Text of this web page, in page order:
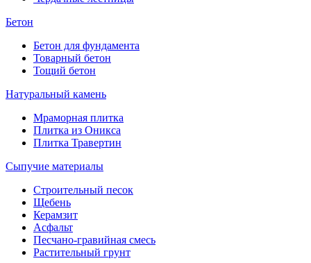
Бетон
Бетон для фундамента
Товарный бетон
Тощий бетон
Натуральный камень
Мраморная плитка
Плитка из Оникса
Плитка Травертин
Сыпучие материалы
Строительный песок
Щебень
Керамзит
Асфальт
Песчано-гравийная смесь
Растительный грунт